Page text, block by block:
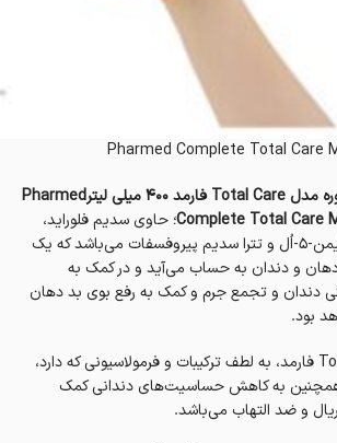
Pharmed Complete Total Care
دهانشویه چند منظوره مدل Total Care فارمد 400 میلی لیترPharmed
Complete Total Care؛ حاوی سدیم فلوراید،
پتاسیم نیترات، اُ سايمن-۵-اُل و تترا سدیم پیروفسفات می‌باشد که یک
دهان و دندان به حساب می‌آید و در کمک به
دندان و تجمع جرم و کمک به رفع بوی بد دهان
بود.
دهانشویه Total Care فارمد، به لطف ترکیبات و فرمولاسیونی که دارد،
به کاهش حساسیت‌های دندانی کمک
و ضد التهاب می‌باشد.